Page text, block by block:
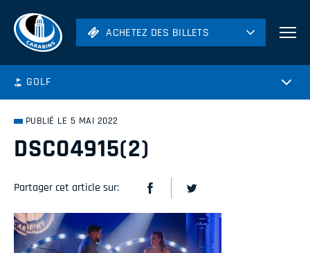
ACHETEZ DES BILLETS
Volleyball
ACHETEZ DES BILLETS
GOLF
PUBLIÉ LE 5 MAI 2022
DSC04915(2)
Partager cet article sur: